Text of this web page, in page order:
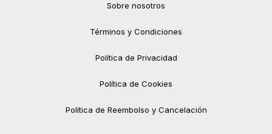
Sobre nosotros
Términos y Condiciones
Política de Privacidad
Política de Cookies
Política de Reembolso y Cancelación